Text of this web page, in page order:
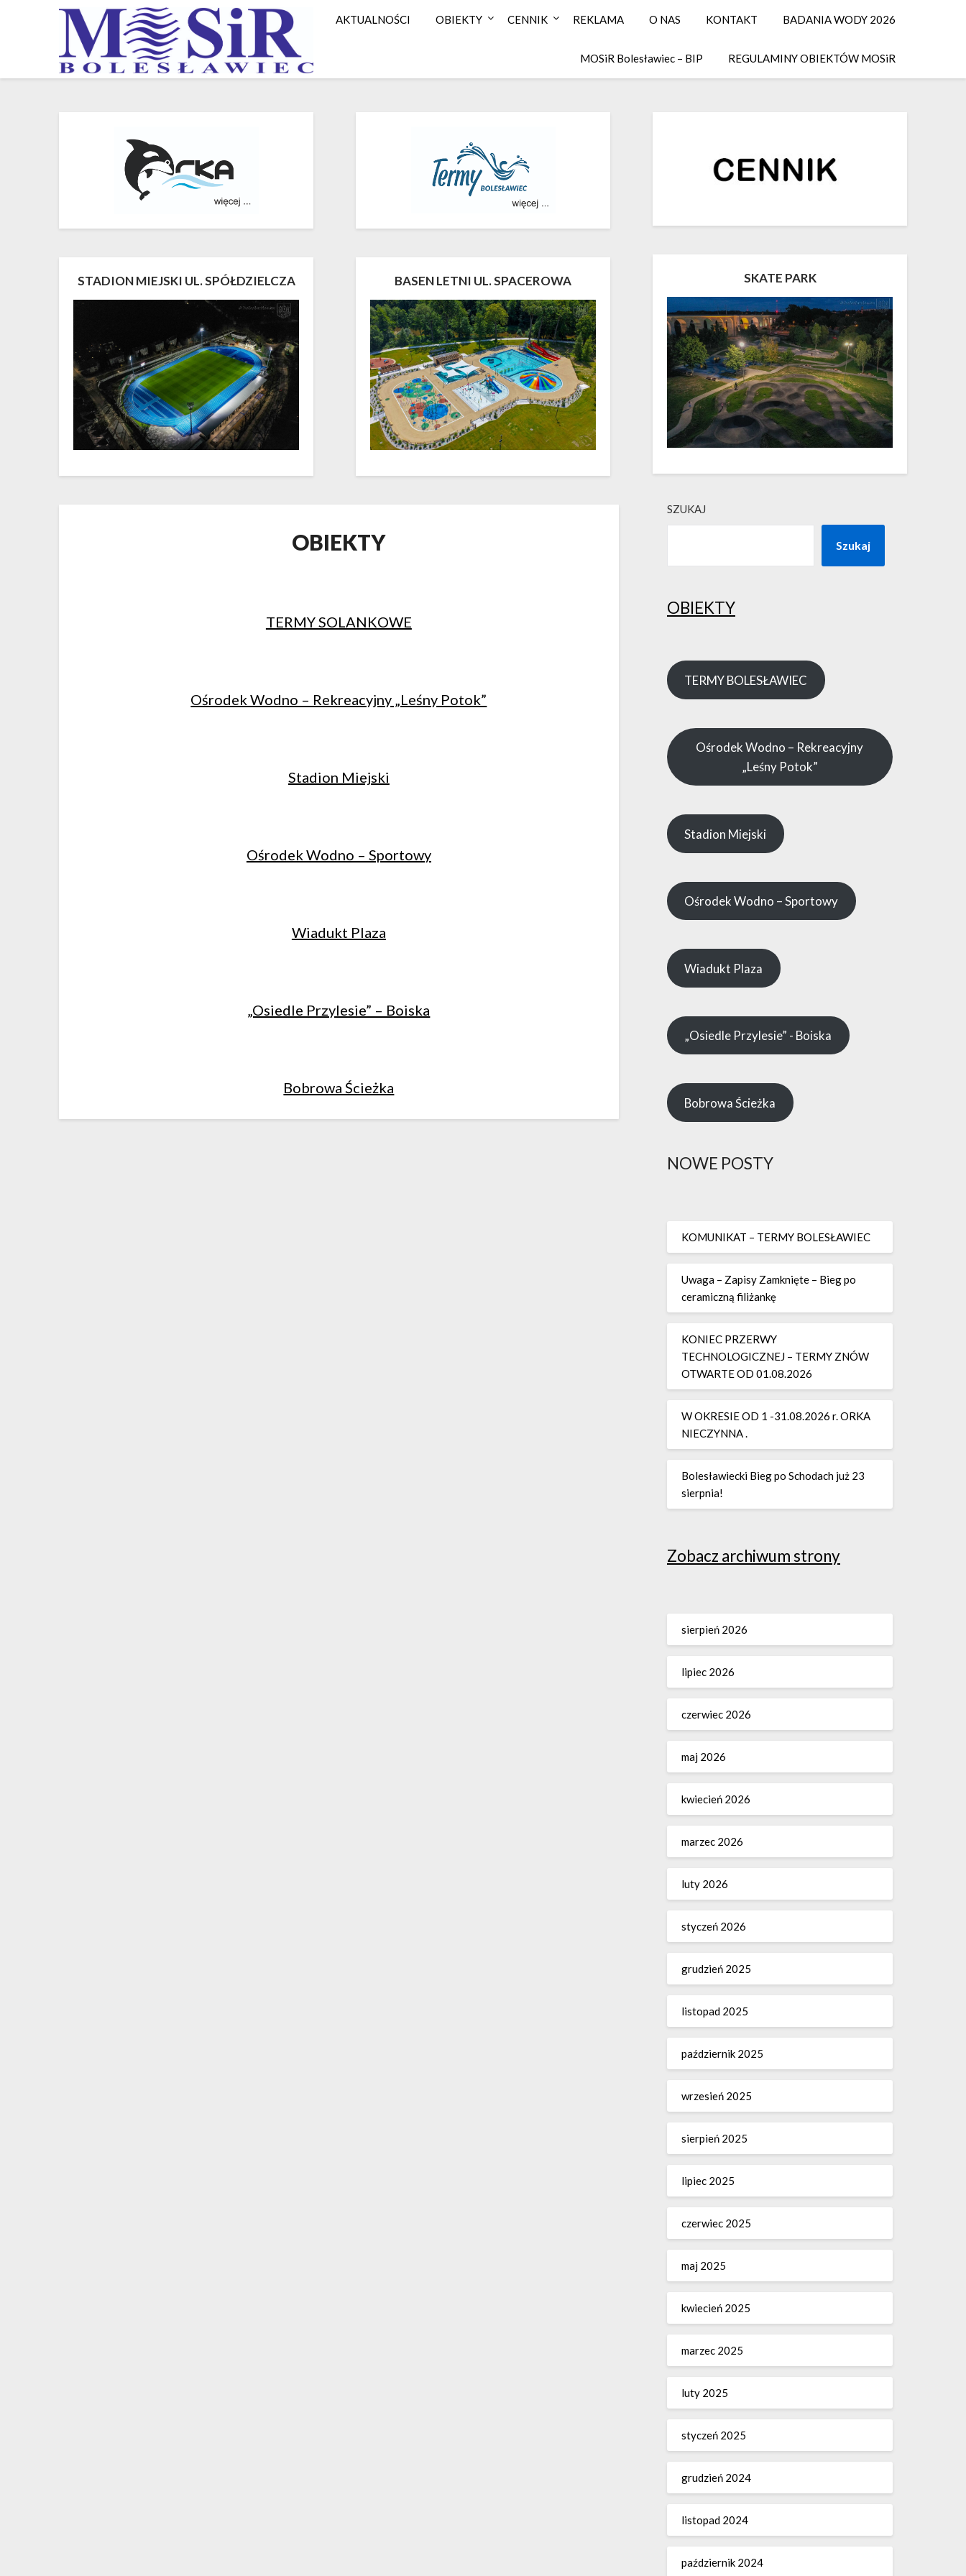
AKTUALNOŚCI OBIEKTY CENNIK REKLAMA O NAS KONTAKT BADANIA WODY 2026
MOSiR Bolesławiec – BIP REGULAMINY OBIEKTÓW MOSiR
STADION MIEJSKI UL. SPÓŁDZIELCZA BASEN LETNI UL. SPACEROWA SKATE PARK
OBIEKTY
TERMY SOLANKOWE
Ośrodek Wodno – Rekreacyjny „Leśny Potok”
Stadion Miejski
Ośrodek Wodno – Sportowy
Wiadukt Plaza
„Osiedle Przylesie” – Boiska
Bobrowa Ścieżka
SZUKAJ
Szukaj
OBIEKTY
TERMY BOLESŁAWIEC
Ośrodek Wodno – Rekreacyjny
„Leśny Potok”
Stadion Miejski
Ośrodek Wodno – Sportowy
Wiadukt Plaza
„Osiedle Przylesie” - Boiska
Bobrowa Ścieżka
NOWE POSTY
KOMUNIKAT – TERMY BOLESŁAWIEC
Uwaga – Zapisy Zamknięte – Bieg po
ceramiczną filiżankę
KONIEC PRZERWY
TECHNOLOGICZNEJ – TERMY ZNÓW
OTWARTE OD 01.08.2026
W OKRESIE OD 1 -31.08.2026 r. ORKA
NIECZYNNA .
Bolesławiecki Bieg po Schodach już 23
sierpnia!
Zobacz archiwum strony
sierpień 2026
lipiec 2026
czerwiec 2026
maj 2026
kwiecień 2026
marzec 2026
luty 2026
styczeń 2026
grudzień 2025
listopad 2025
październik 2025
wrzesień 2025
sierpień 2025
lipiec 2025
czerwiec 2025
maj 2025
kwiecień 2025
marzec 2025
luty 2025
styczeń 2025
grudzień 2024
listopad 2024
październik 2024